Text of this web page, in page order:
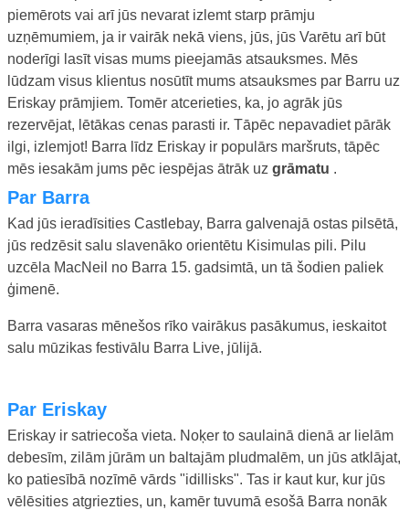
piemērots vai arī jūs nevarat izlemt starp prāmju
uzņēmumiem, ja ir vairāk nekā viens, jūs, jūs Varētu arī būt
noderīgi lasīt visas mums pieejamās atsauksmes. Mēs
lūdzam visus klientus nosūtīt mums atsauksmes par Barru uz
Eriskay prāmjiem. Tomēr atcerieties, ka, jo agrāk jūs
rezervējat, lētākas cenas parasti ir. Tāpēc nepavadiet pārāk
ilgi, izlemjot! Barra līdz Eriskay ir populārs maršruts, tāpēc
mēs iesakām jums pēc iespējas ātrāk uz grāmatu .
Par Barra
Kad jūs ieradīsities Castlebay, Barra galvenajā ostas pilsētā,
jūs redzēsit salu slavenāko orientētu Kisimulas pili. Pilu
uzcēla MacNeil no Barra 15. gadsimtā, un tā šodien paliek
ģimenē.
Barra vasaras mēnešos rīko vairākus pasākumus, ieskaitot
salu mūzikas festivālu Barra Live, jūlijā.
Par Eriskay
Eriskay ir satriecoša vieta. Noķer to saulainā dienā ar lielām
debesīm, zilām jūrām un baltajām pludmalēm, un jūs atklājat,
ko patiesībā nozīmē vārds "idillisks". Tas ir kaut kur, kur jūs
vēlēsities atgriezties, un, kamēr tuvumā esošā Barra nonāk